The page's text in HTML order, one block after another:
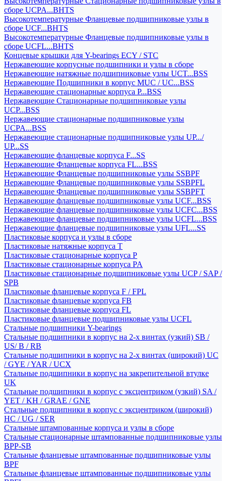
сборе UCPA...BHTS
Высокотемпературные Фланцевые подшипниковые узлы в
сборе UCF...BHTS
Высокотемпературные Фланцевые подшипниковые узлы в
сборе UCFL...BHTS
Концевые крышки для Y-bearings ECY / STC
Нержавеющие корпусные подшипники и узлы в сборе
Нержавеющие натяжные подшипниковые узлы UCT...BSS
Нержавеющие Подшипники в корпус MUC / UC...BSS
Нержавеющие стационарные корпуса P...BSS
Нержавеющие Стационарные подшипниковые узлы
UCP...BSS
Нержавеющие стационарные подшипниковые узлы
UCPA...BSS
Нержавеющие стационарные подшипниковые узлы UP.../
UP...SS
Нержавеющие фланцевые корпуса F...SS
Нержавеющие Фланцевые корпуса FL...BSS
Нержавеющие Фланцевые подшипниковые узлы SSBPF
Нержавеющие Фланцевые подшипниковые узлы SSBPFL
Нержавеющие Фланцевые подшипниковые узлы SSBPFT
Нержавеющие фланцевые подшипниковые узлы UCF...BSS
Нержавеющие фланцевые подшипниковые узлы UCFC...BSS
Нержавеющие фланцевые подшипниковые узлы UCFL...BSS
Нержавеющие фланцевые подшипниковые узлы UFL...SS
Пластиковые корпуса и узлы в сборе
Пластиковые натяжные корпуса T
Пластиковые стационарные корпуса P
Пластиковые стационарные корпуса PA
Пластиковые стационарные подшипниковые узлы UCP / SAP /
SPB
Пластиковые фланцевые корпуса F / FPL
Пластиковые фланцевые корпуса FB
Пластиковые фланцевые корпуса FL
Пластиковые фланцевые подшипниковые узлы UCFL
Стальные подшипники Y-bearings
Стальные подшипники в корпус на 2-х винтах (узкий) SB /
US/ B / RB
Стальные подшипники в корпус на 2-х винтах (широкий) UC
/ GYE / YAR / UCX
Стальные подшипники в корпус на закрепительной втулке
UK
Стальные подшипники в корпус с эксцентриком (узкий) SA /
YET / KH / GRAE / GNE
Стальные подшипники в корпус с эксцентриком (широкий)
HC / UG / SER
Стальные штампованные корпуса и узлы в сборе
Стальные стационарные штампованные подшипниковые узлы
BPP-SB
Стальные фланцевые штампованные подшипниковые узлы
BPF
Стальные фланцевые штампованные подшипниковые узлы